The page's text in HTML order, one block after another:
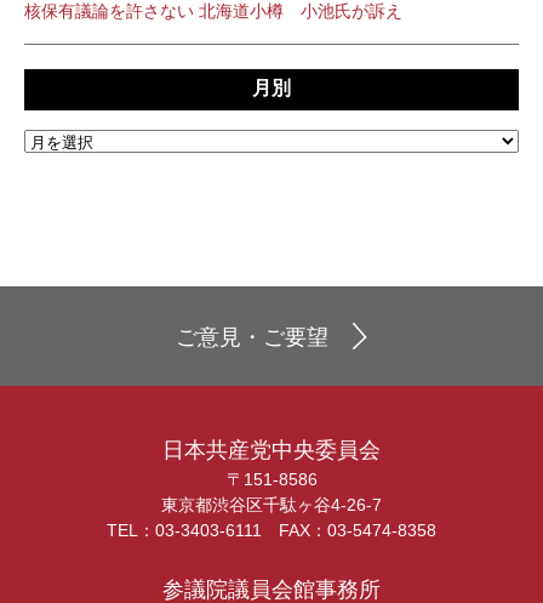
核保有議論を許さない 北海道小樽 小池氏が訴え
月別
ご意見・ご要望
日本共産党中央委員会
〒151-8586
東京都渋谷区千駄ヶ谷4-26-7
TEL：03-3403-6111 FAX：03-5474-8358
参議院議員会館事務所